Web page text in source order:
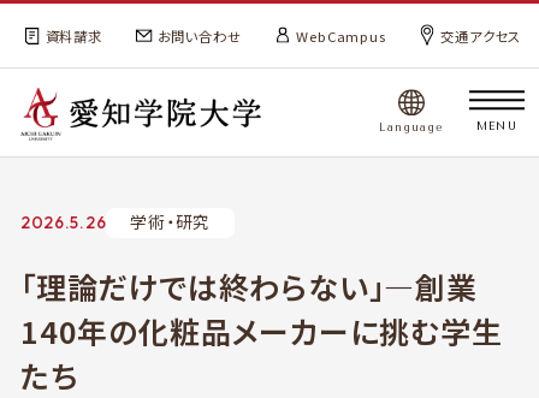
資料請求 お問い合わせ WebCampus 交通アクセス
Language MENU
2026.5.26 学術・研究
「理論だけでは終わらない」―創業
140年の化粧品メーカーに挑む学生
たち